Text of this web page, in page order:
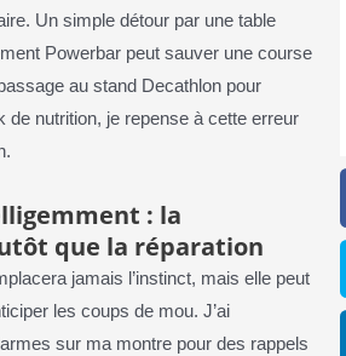
Un simple détour par une table
Powerbar peut sauver une course
au stand Decathlon pour
de nutrition, je repense à cette erreur
: la
que la réparation
jamais l’instinct, mais elle peut
les coups de mou. J’ai
sur ma montre pour des rappels